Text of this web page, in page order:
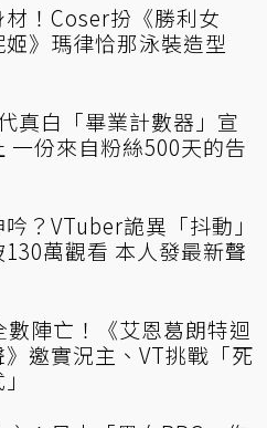
材！Coser扮《勝利女
》瑪律恰那泳裝造型
真白「畢業計數器」宣
一份來自粉絲500天的告
？VTuber詭異「抖動」
130萬觀看 本人發最新聲
數陣亡！《艾恩葛朗特迴
》邀實況主、VT挑戰「死